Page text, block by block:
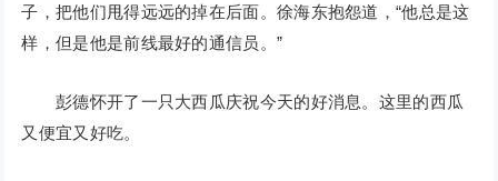
子，把他们甩得远远的掉在后面。徐海东抱怨道，“他总是这
样，但是他是前线最好的通信员。”
彭德怀开了一只大西瓜庆祝今天的好消息。这里的西瓜
又便宜又好吃。